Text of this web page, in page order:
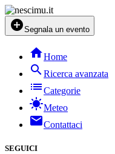
add_circleSegnala un evento
homeHome
searchRicerca avanzata
listCategorie
sunnyMeteo
mailContattaci
SEGUICI